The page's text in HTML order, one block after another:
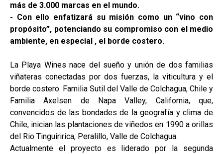
más de 3.000 marcas en el mundo.
- Con ello enfatizará su misión como un “vino con
propósito”, potenciando su compromiso con el medio
ambiente, en especial , el borde costero.
La Playa Wines nace del sueño y unión de dos familias
viñateras conectadas por dos fuerzas, la viticultura y el
borde costero. Familia Sutil del Valle de Colchagua, Chile y
Familia Axelsen de Napa Valley, California, que,
convencidos de las bondades de la geografía y clima de
Chile, inician las plantaciones de viñedos en 1990 a orillas
del Rio Tinguiririca, Peralillo, Valle de Colchagua.
Actualmente el proyecto es liderado por la segunda